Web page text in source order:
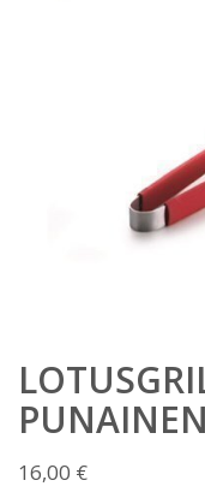
PUNAINEN
16,00 €